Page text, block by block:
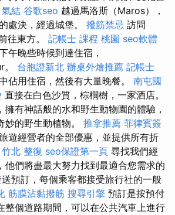
氣結 谷歌seo 越過馬洛斯（Maros），
處決，經過城堡。 撥筋禁忌 訪問
往東方。 記帳士 課程 桃園 seo軟體
午晚些時候到達住宿，
台胞證新北 辦桌外燴推薦 記帳士
佔用住宿，然後有大量晚餐。 南屯國
直接在白色沙質，棕櫚樹，一家酒店。
擁有神話般的水和野生動物園的體驗，
妙的野生動植物。 推拿推薦 菲律賓簽
遊經營者的全部優惠，並提供所有折
竹北 整復 seo保證第一頁 尋找我們經
他們將盡最大努力找到最適合您需求的
預訂，每個乘客都接受旅行社的一般
筋膜沾黏撥筋 搜尋引擎 預訂是按預付
整個道路期間，可以在公共汽車上進行